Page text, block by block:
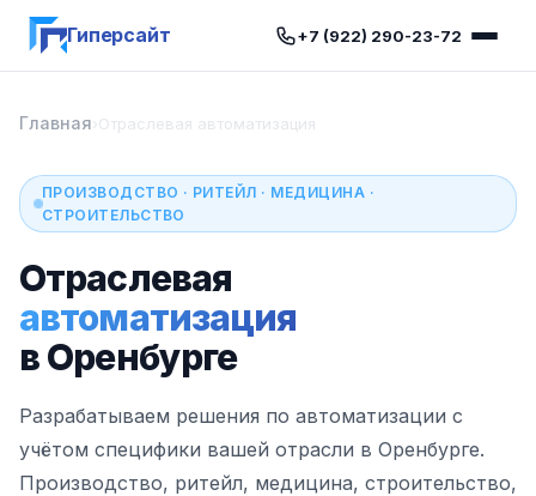
Гиперсайт +7 (922) 290-23-72
Главная›Отраслевая автоматизация
ПРОИЗВОДСТВО · РИТЕЙЛ · МЕДИЦИНА ·
СТРОИТЕЛЬСТВО
Отраслевая
автоматизация
в Оренбурге
Разрабатываем решения по автоматизации с
учётом специфики вашей отрасли в Оренбурге.
Производство, ритейл, медицина, строительство,